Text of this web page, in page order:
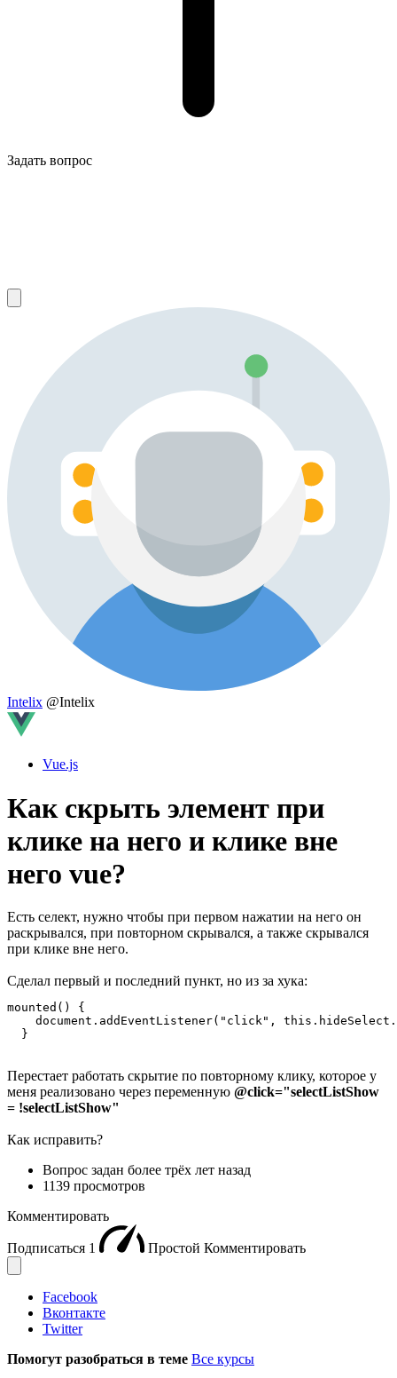
Задать вопрос
Intelix @Intelix
Vue.js
Как скрыть элемент при
клике на него и клике вне
него vue?
Есть селект, нужно чтобы при первом нажатии на него он
раскрывался, при повторном скрывался, а также скрывался
при клике вне него.
Сделал первый и последний пункт, но из за хука:
mounted() {
document.addEventListener("click",
  }
Перестает работать скрытие по повторному клику, которое у
меня реализовано через переменную @click="selectListShow
= !selectListShow"
Как исправить?
Вопрос задан более трёх лет назад
1139 просмотров
Комментировать
Подписаться 1 Простой Комментировать
Facebook
Вконтакте
Twitter
Помогут разобраться в теме Все курсы